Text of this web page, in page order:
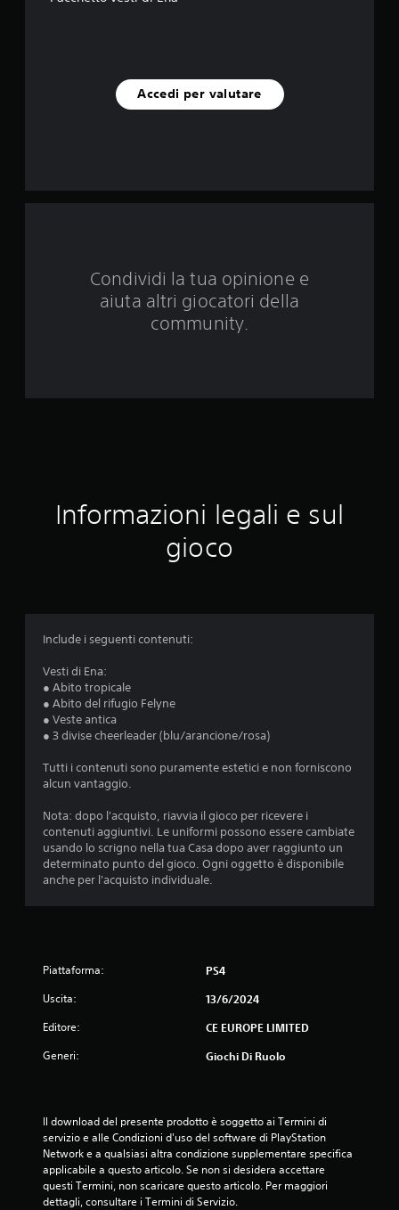
1
a
o
Accedi per valutare
Condividi la tua opinione e
aiuta altri giocatori della
community.
Informazioni legali e sul
gioco
Include i seguenti contenuti:
Vesti di Ena:
● Abito tropicale
● Abito del rifugio Felyne
● Veste antica
● 3 divise cheerleader (blu/arancione/rosa)
Tutti i contenuti sono puramente estetici e non forniscono
alcun vantaggio.
Nota: dopo l'acquisto, riavvia il gioco per ricevere i
contenuti aggiuntivi. Le uniformi possono essere cambiate
usando lo scrigno nella tua Casa dopo aver raggiunto un
determinato punto del gioco. Ogni oggetto è disponibile
anche per l'acquisto individuale.
Piattaforma: PS4
Uscita: 13/6/2024
Editore: CE EUROPE LIMITED
Generi: Giochi Di Ruolo
Il download del presente prodotto è soggetto ai Termini di
servizio e alle Condizioni d'uso del software di PlayStation
Network e a qualsiasi altra condizione supplementare specifica
applicabile a questo articolo. Se non si desidera accettare
questi Termini, non scaricare questo articolo. Per maggiori
dettagli, consultare i Termini di Servizio.